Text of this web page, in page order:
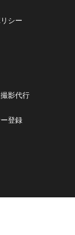
シー
影代行
登録